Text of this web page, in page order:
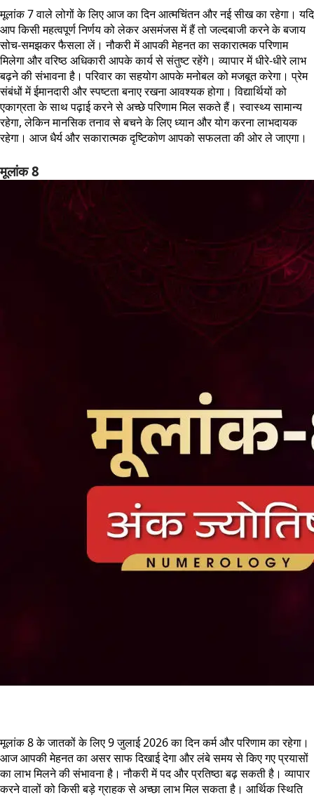
मूलांक 7 वाले लोगों के लिए आज का दिन आत्मचिंतन और नई सीख का रहेगा। यदि
आप किसी महत्वपूर्ण निर्णय को लेकर असमंजस में हैं तो जल्दबाजी करने के बजाय
सोच-समझकर फैसला लें। नौकरी में आपकी मेहनत का सकारात्मक परिणाम
मिलेगा और वरिष्ठ अधिकारी आपके कार्य से संतुष्ट रहेंगे। व्यापार में धीरे-धीरे लाभ
बढ़ने की संभावना है। परिवार का सहयोग आपके मनोबल को मजबूत करेगा। प्रेम
संबंधों में ईमानदारी और स्पष्टता बनाए रखना आवश्यक होगा। विद्यार्थियों को
एकाग्रता के साथ पढ़ाई करने से अच्छे परिणाम मिल सकते हैं। स्वास्थ्य सामान्य
रहेगा, लेकिन मानसिक तनाव से बचने के लिए ध्यान और योग करना लाभदायक
रहेगा। आज धैर्य और सकारात्मक दृष्टिकोण आपको सफलता की ओर ले जाएगा।
मूलांक 8
मूलांक 8 के जातकों के लिए 9 जुलाई 2026 का दिन कर्म और परिणाम का रहेगा।
आज आपकी मेहनत का असर साफ दिखाई देगा और लंबे समय से किए गए प्रयासों
का लाभ मिलने की संभावना है। नौकरी में पद और प्रतिष्ठा बढ़ सकती है। व्यापार
करने वालों को किसी बड़े ग्राहक से अच्छा लाभ मिल सकता है। आर्थिक स्थिति